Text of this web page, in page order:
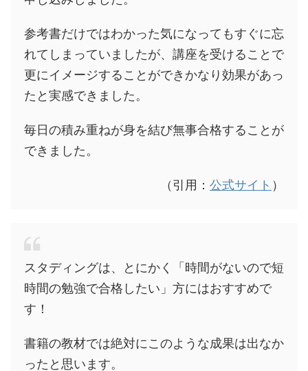
参考書だけではわかった気になってもすぐに忘
れてしまっていましたが、講座を受けることで
更にイメージすることができかなり効果があっ
たと実感できました。
毎日の積み重ねが身を結び無事合格することが
できました。
（引用： 公式サイト ）
スタディングは、とにかく「時間がないので短
時間の勉強で合格したい」方にはおすすめで
す！
書籍の教材では絶対にこのような成果は出なか
ったと思います。